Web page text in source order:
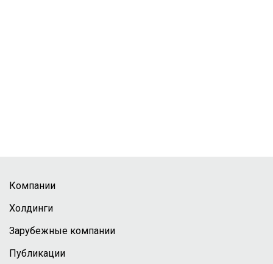
Компании
Холдинги
Зарубежные компании
Публикации